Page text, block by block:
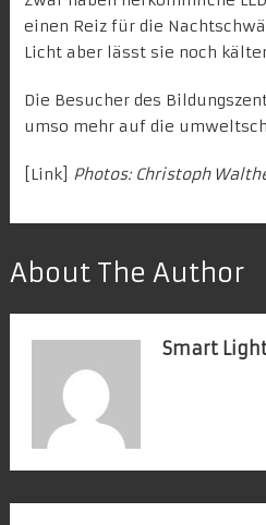
einen Reiz für die
Licht aber lässt sie noch
Die Besucher des
umso mehr auf die
Link] Photos: Christoph
About The Author
Smart